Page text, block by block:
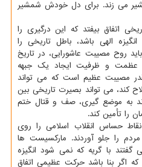
می زند. برای دل خودش شمشیر
اتفاق بیفتد که این درگیری را
الهی باشد، باطل تاریخی را
روح مصیبت عاشورایی، در تاریخ
و ظرفیت ایجاد یک جبهه
مصیبت عظیم است که می تواند
کند، می تواند بصیرت تاریخی بین
به موضع گیری، صف و قتال ختم
را تأمین کند.
حساس انقلاب اسلامی را روی
مردم را جلو آوردند. مارکسیست ها
گفتند با گریه که نمی شود انگیزه
اگر بنا باشد حرکت عظیمی اتفاق